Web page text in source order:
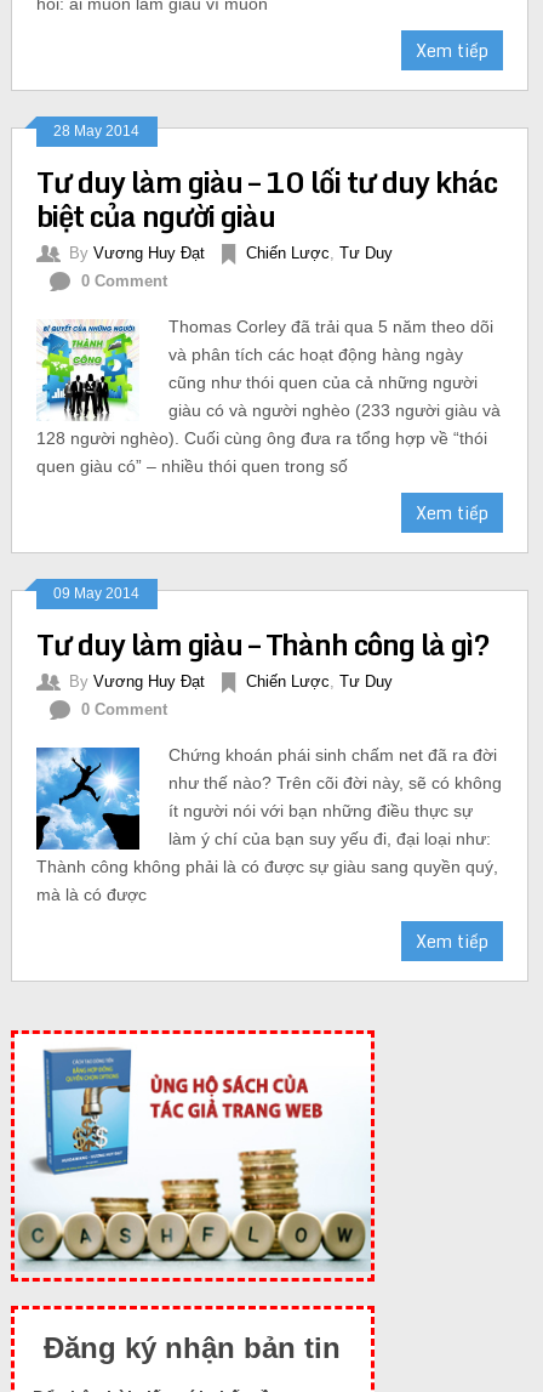
Xem tiếp
28 May 2014
Tư duy làm giàu – 10 lối tư duy khác
biệt của người giàu
By Vương Huy Đạt Chiến Lược Tư Duy
0 Comment
Thomas Corley đã trải qua 5 năm theo dõi
và phân tích các hoạt động hàng ngày
cũng như thói quen của cả những người
giàu có và người nghèo (233 người giàu và
128 người nghèo). Cuối cùng ông đưa ra tổng hợp về “thói
quen giàu có” – nhiều thói quen trong số
Xem tiếp
09 May 2014
Tư duy làm giàu – Thành công là gì?
By Vương Huy Đạt Chiến Lược Tư Duy
0 Comment
Chứng khoán phái sinh chấm net đã ra đời
như thế nào? Trên cõi đời này, sẽ có không
ít người nói với bạn những điều thực sự
làm ý chí của bạn suy yếu đi, đại loại như:
Thành công không phải là có được sự giàu sang quyền quý,
mà là có được
Xem tiếp
Đăng ký nhận bản tin